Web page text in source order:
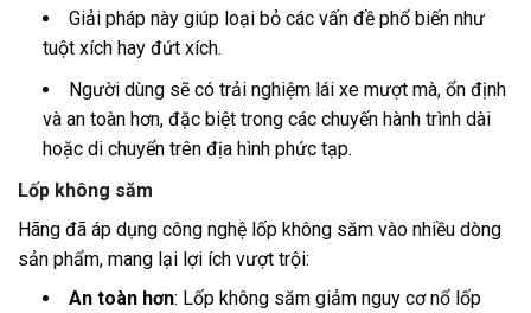
Giải pháp này giúp loại bỏ các vấn đề phổ biến như
tuột xích hay đứt xích.
Người dùng sẽ có trải nghiệm lái xe mượt mà, ổn định
và an toàn hơn, đặc biệt trong các chuyến hành trình dài
hoặc di chuyển trên địa hình phức tạp.
Lốp không săm
Hãng đã áp dụng công nghệ lốp không săm vào nhiều dòng
sản phẩm, mang lại lợi ích vượt trội:
An toàn hơn: Lốp không săm giảm nguy cơ nổ lốp